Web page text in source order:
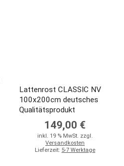
Lattenrost CLASSIC NV
100x200cm deutsches
Qualitätsprodukt
149,00 €
inkl. 19 % MwSt. zzgl.
Versandkosten
Lieferzeit: 5-7 Werktage